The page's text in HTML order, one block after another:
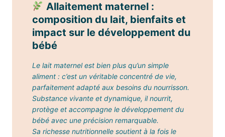
Allaitement maternel :
composition du lait, bienfaits et
impact sur le développement du
bébé
Le lait maternel est bien plus qu’un simple
aliment : c’est un véritable concentré de vie,
parfaitement adapté aux besoins du nourrisson.
Substance vivante et dynamique, il nourrit,
protège et accompagne le développement du
bébé avec une précision remarquable.
Sa richesse nutritionnelle soutient à la fois le